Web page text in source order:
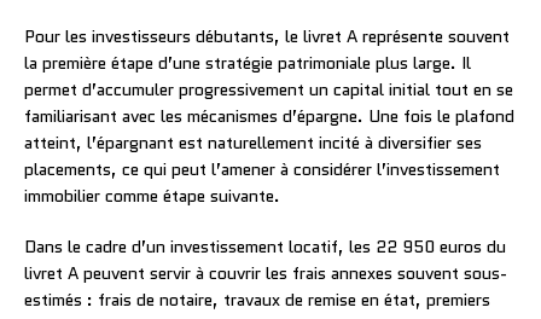
Pour les investisseurs débutants, le livret A représente souvent
la première étape d’une stratégie patrimoniale plus large. Il
permet d’accumuler progressivement un capital initial tout en se
familiarisant avec les mécanismes d’épargne. Une fois le plafond
atteint, l’épargnant est naturellement incité à diversifier ses
placements, ce qui peut l’amener à considérer l’investissement
immobilier comme étape suivante.
Dans le cadre d’un investissement locatif, les 22 950 euros du
livret A peuvent servir à couvrir les frais annexes souvent sous-
estimés : frais de notaire, travaux de remise en état, premiers